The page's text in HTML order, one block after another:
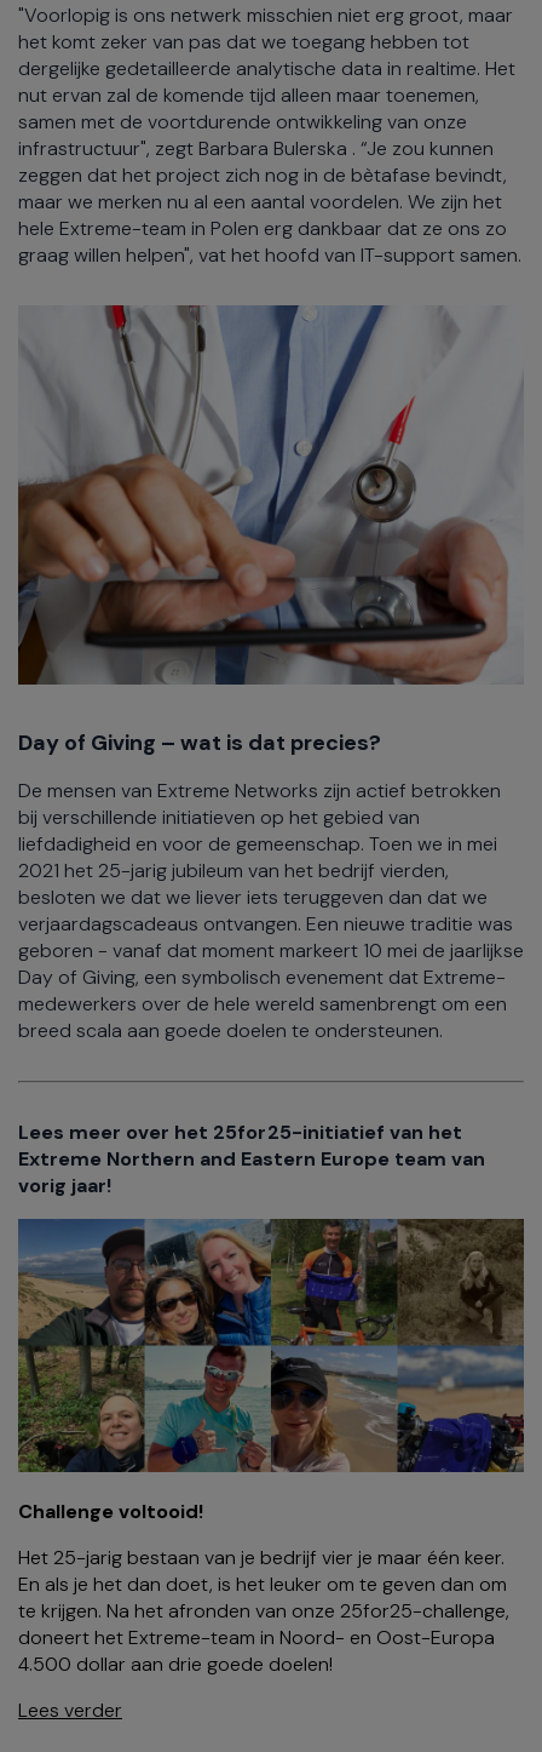
"Voorlopig is ons netwerk misschien niet erg groot, maar
het komt zeker van pas dat we toegang hebben tot
dergelijke gedetailleerde analytische data in realtime. Het
nut ervan zal de komende tijd alleen maar toenemen,
samen met de voortdurende ontwikkeling van onze
infrastructuur", zegt Barbara Bulerska . “Je zou kunnen
zeggen dat het project zich nog in de bètafase bevindt,
maar we merken nu al een aantal voordelen. We zijn het
hele Extreme-team in Polen erg dankbaar dat ze ons zo
graag willen helpen", vat het hoofd van IT-support samen.
Day of Giving – wat is dat precies?
De mensen van Extreme Networks zijn actief betrokken
bij verschillende initiatieven op het gebied van
liefdadigheid en voor de gemeenschap. Toen we in mei
2021 het 25-jarig jubileum van het bedrijf vierden,
besloten we dat we liever iets teruggeven dan dat we
verjaardagscadeaus ontvangen. Een nieuwe traditie was
geboren - vanaf dat moment markeert 10 mei de jaarlijkse
Day of Giving, een symbolisch evenement dat Extreme-
medewerkers over de hele wereld samenbrengt om een
breed scala aan goede doelen te ondersteunen.
Lees meer over het 25for25-initiatief van het
Extreme Northern and Eastern Europe team van
vorig jaar!
Challenge voltooid!
Het 25-jarig bestaan ​​van je bedrijf vier je maar één keer.
En als je het dan doet, is het leuker om te geven dan om
te krijgen. Na het afronden van onze 25for25-challenge,
doneert het Extreme-team in Noord- en Oost-Europa
4.500 dollar aan drie goede doelen!
Lees verder